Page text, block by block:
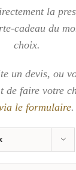
la
cadeau du
choix.
un devis, ou
de faire votre
le formulaire.